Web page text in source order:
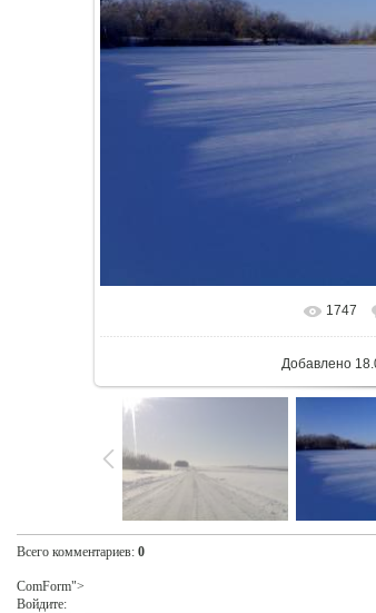
В реальном
1747
Добавлено
Всего комментариев: 0
ComForm">
Войдите: